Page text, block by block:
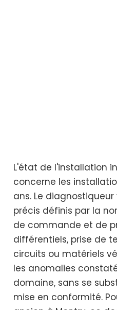
L'état de l'installation
concerne les
ans. Le
précis définis par la
de commande et de
différentiels, prise de
circuits ou matériels
les anomalies
domaine, sans se
mise en conformité.